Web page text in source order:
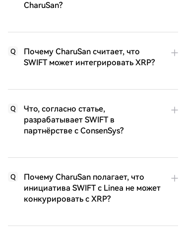
CharuSan?
Q
Почему CharuSan считает, что
SWIFT может интегрировать XRP?
Q
Что, согласно статье,
разрабатывает SWIFT в
партнёрстве с ConsenSys?
Q
Почему CharuSan полагает, что
инициатива SWIFT с Linea не может
конкурировать с XRP?